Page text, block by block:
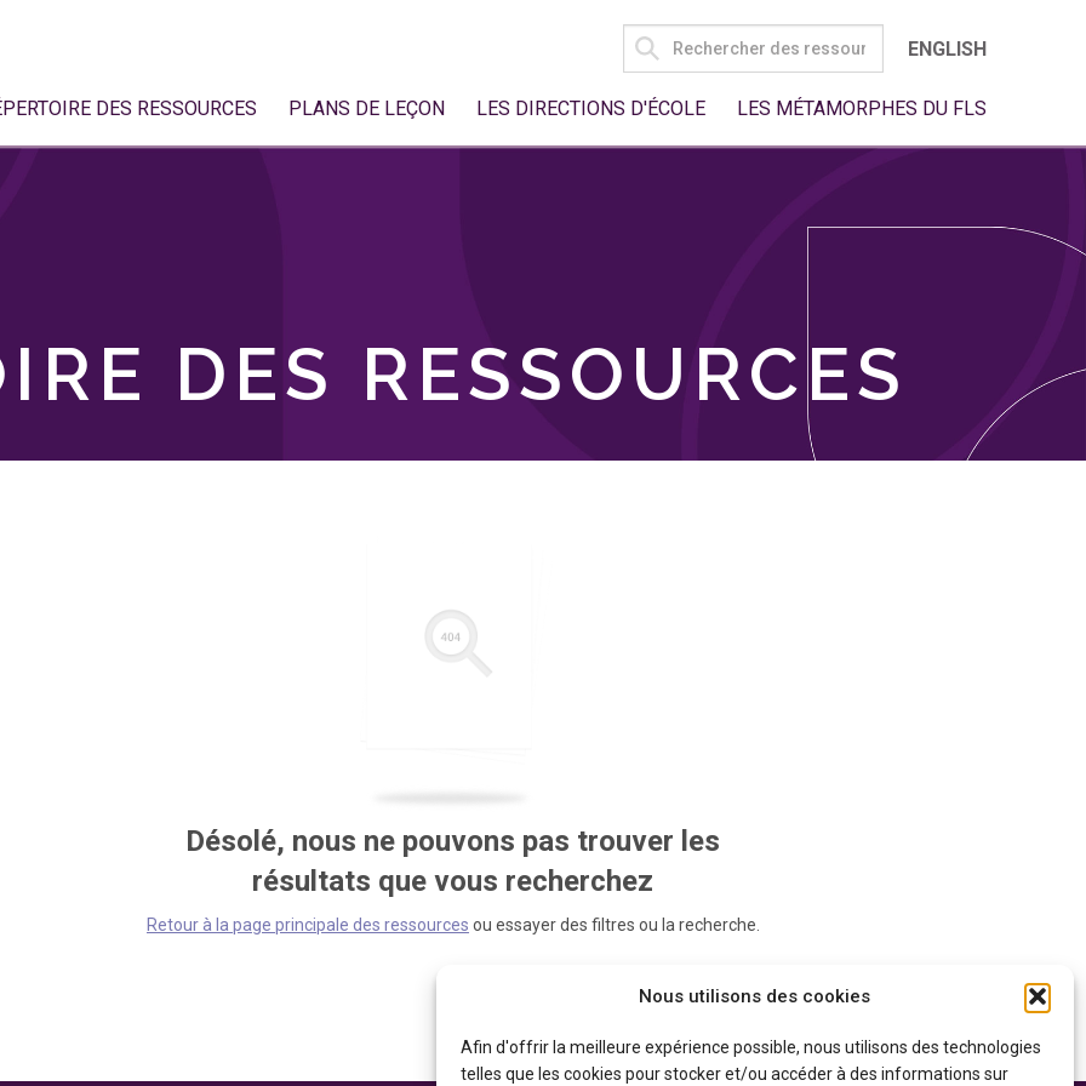
Nous utilisons des cookies
Afin d'offrir la meilleure expérience possible, nous utilisons des technologies
telles que les cookies pour stocker et/ou accéder à des informations sur
SEARCH
FOR:
ENGLISH
DES RESSOURCES PLANS DE LEÇON LES DIRECTIONS D'ÉCOLE LES MÉTAMORPHES DU FLS
DES RESSOURCES
Désolé, nous ne pouvons pas trouver les
résultats que vous recherchez
Retour à la page principale des ressources ou essayer des filtres ou la recherche.